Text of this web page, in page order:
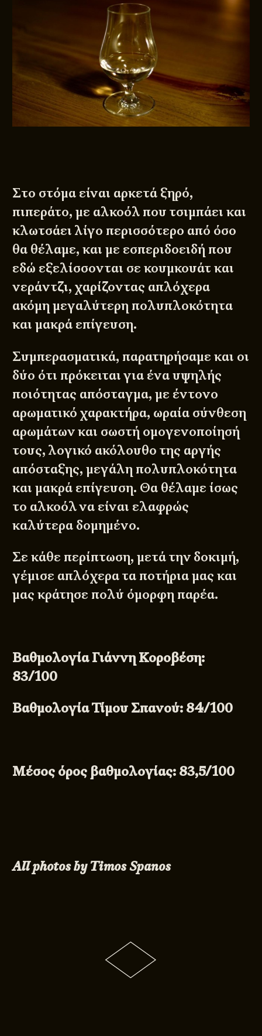
Στο στόμα είναι αρκετά ξηρό,
πιπεράτο, με αλκοόλ που τσιμπάει και
κλωτσάει λίγο περισσότερο από όσο
θα θέλαμε, και με εσπεριδοειδή που
εδώ εξελίσσονται σε κουμκουάτ και
νεράντζι, χαρίζοντας απλόχερα
ακόμη μεγαλύτερη πολυπλοκότητα
και μακρά επίγευση.
Συμπερασματικά, παρατηρήσαμε και οι
δύο ότι πρόκειται για ένα υψηλής
ποιότητας απόσταγμα, με έντονο
αρωματικό χαρακτήρα, ωραία σύνθεση
αρωμάτων και σωστή ομογενοποίησή
τους, λογικό ακόλουθο της αργής
απόσταξης, μεγάλη πολυπλοκότητα
και μακρά επίγευση. Θα θέλαμε ίσως
το αλκοόλ να είναι ελαφρώς
καλύτερα δομημένο.
Σε κάθε περίπτωση, μετά την δοκιμή,
γέμισε απλόχερα τα ποτήρια μας και
μας κράτησε πολύ όμορφη παρέα.
Βαθμολογία Γιάννη Κοροβέση:
83/100
Βαθμολογία Τίμου Σπανού: 84/100
Μέσος όρος βαθμολογίας: 83,5/100
All photos by Timos Spanos